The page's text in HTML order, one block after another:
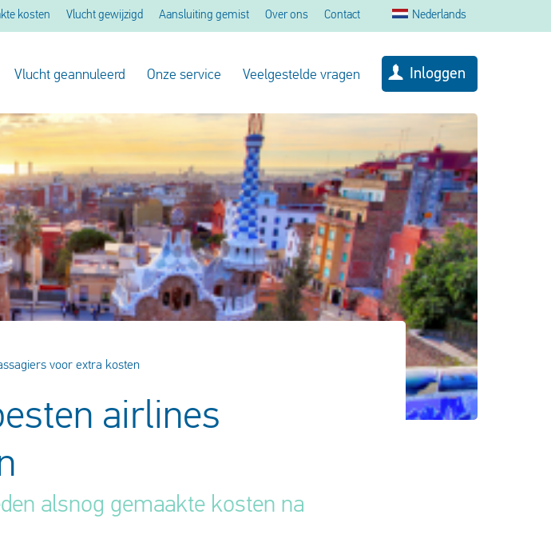
kosten Vlucht gewijzigd Aansluiting gemist Over ons Contact Nederlands
Vlucht geannuleerd Onze service Veelgestelde vragen Inloggen
voor extra kosten
airlines
alsnog gemaakte kosten na